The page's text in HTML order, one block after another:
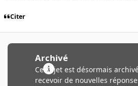
Citer
Archivé
Ce sujet est désormais
recevoir de nouvelles